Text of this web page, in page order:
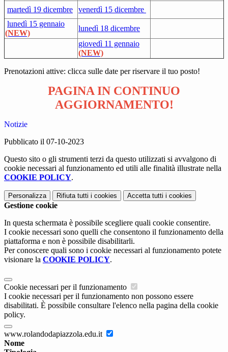
martedì 19 dicembre
venerdì 15 dicembre
lunedì 15 gennaio
(NEW)
lunedì 18 dicembre
giovedì 11 gennaio
(NEW)
Prenotazioni attive: clicca sulle date per riservare il tuo posto!
PAGINA IN CONTINUO
AGGIORNAMENTO!
Notizie
Pubblicato il 07-10-2023
Questo sito o gli strumenti terzi da questo utilizzati si avvalgono di
cookie necessari al funzionamento ed utili alle finalità illustrate nella
COOKIE POLICY.
Personalizza Rifiuta tutti i cookies Accetta tutti i cookies
Gestione cookie
In questa schermata è possibile scegliere quali cookie consentire.
I cookie necessari sono quelli che consentono il funzionamento della
piattaforma e non è possibile disabilitarli.
Per conoscere quali sono i cookie necessari al funzionamento potete
visionare la COOKIE POLICY.
Cookie necessari per il funzionamento
I cookie necessari per il funzionamento non possono essere
disabilitati. È possibile consultare l'elenco nella pagina della cookie
policy.
www.rolandodapiazzola.edu.it
Nome